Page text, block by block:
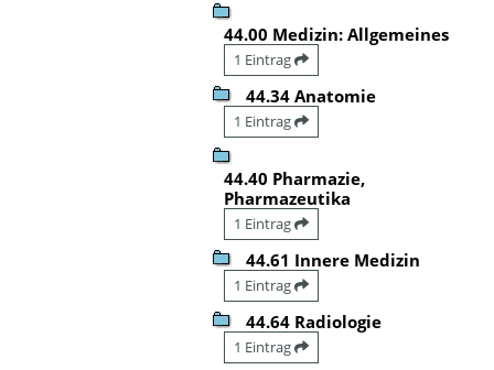
44.00 Medizin: Allgemeines
1 Eintrag
44.34 Anatomie
1 Eintrag
44.40 Pharmazie,
Pharmazeutika
1 Eintrag
44.61 Innere Medizin
1 Eintrag
44.64 Radiologie
1 Eintrag